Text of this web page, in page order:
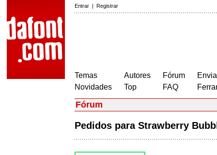
Entrar | Registrar
Temas
Novidades
Autores
Top
Fórum
FAQ
Fórum
Pedidos para Strawberry